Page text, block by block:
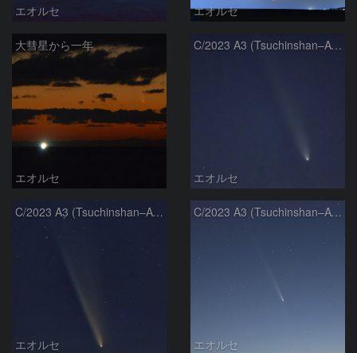
エオルセ エオルセ
大彗星から一年
エオルセ
C/2023 A3 (Tsuchinshan–ATLAS)
エオルセ
C/2023 A3 (Tsuchinshan–ATLAS)
エオルセ
C/2023 A3 (Tsuchinshan–ATLAS)
エオルセ